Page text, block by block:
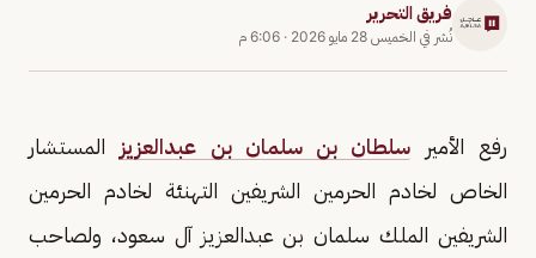
فريق التحرير
نُشر في الخميس 28 مايو 2026 · 6:06 م
رفع الأمير سلطان بن سلمان بن عبدالعزيز المستشار
الخاص لخادم الحرمين الشريفين التهنئة لخادم الحرمين
الشريفين الملك سلمان بن عبدالعزيز آل سعود، ولصاحب